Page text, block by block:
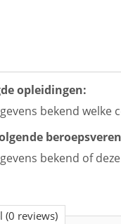
opleidingen:
bekend
bekend of
(0 reviews)